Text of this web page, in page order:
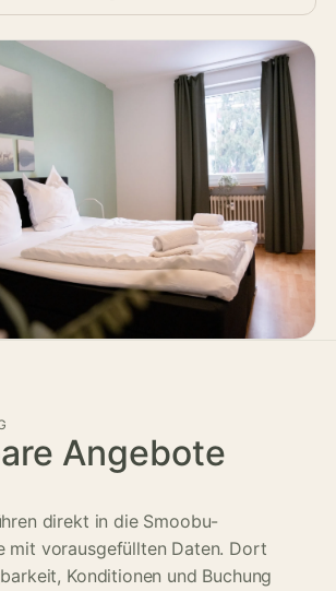
Angebote
direkt in die Smoobu-
mit vorausgefüllten Daten. Dort
Konditionen und Buchung